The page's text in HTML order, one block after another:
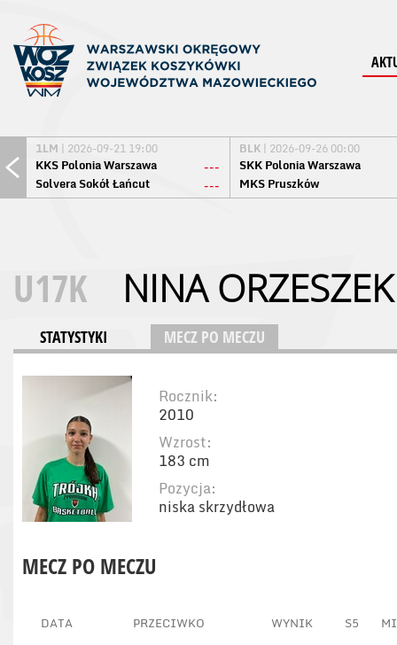
1LM | 2026-09-21 19:00
KKS Polonia Warszawa
---
Solvera Sokół Łańcut
---
BLK | 2026-09-26 00:00
SKK Polonia Warszawa
MKS Pruszków
U17K NINA ORZESZEK
STATYSTYKI MECZ PO MECZU
Rocznik:
2010
Wzrost:
183 cm
Pozycja:
niska skrzydłowa
MECZ PO MECZU
DATA PRZECIWKO WYNIK S5